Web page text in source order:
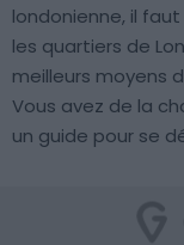
londonienne, il
les quartiers de
meilleurs moyens
Vous avez de la
un guide pour se